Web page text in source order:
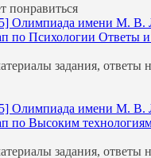
понравиться
Олимпиада имени М. В.
по Психологии Ответы и
задания, ответы
Олимпиада имени М. В.
по Высоким
задания, ответы